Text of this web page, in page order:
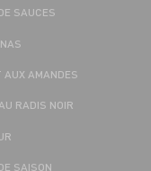
SAUCES
AMANDES
RADIS NOIR
SAISON